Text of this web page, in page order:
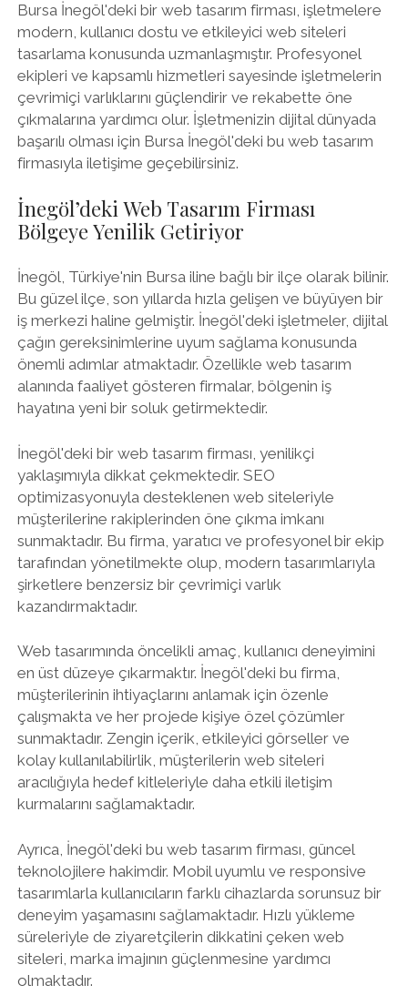
Bursa İnegöl'deki bir web tasarım firması, işletmelere
modern, kullanıcı dostu ve etkileyici web siteleri
tasarlama konusunda uzmanlaşmıştır. Profesyonel
ekipleri ve kapsamlı hizmetleri sayesinde işletmelerin
çevrimiçi varlıklarını güçlendirir ve rekabette öne
çıkmalarına yardımcı olur. İşletmenizin dijital dünyada
başarılı olması için Bursa İnegöl'deki bu web tasarım
firmasıyla iletişime geçebilirsiniz.
İnegöl’deki Web Tasarım Firması
Bölgeye Yenilik Getiriyor
İnegöl, Türkiye'nin Bursa iline bağlı bir ilçe olarak bilinir.
Bu güzel ilçe, son yıllarda hızla gelişen ve büyüyen bir
iş merkezi haline gelmiştir. İnegöl'deki işletmeler, dijital
çağın gereksinimlerine uyum sağlama konusunda
önemli adımlar atmaktadır. Özellikle web tasarım
alanında faaliyet gösteren firmalar, bölgenin iş
hayatına yeni bir soluk getirmektedir.
İnegöl'deki bir web tasarım firması, yenilikçi
yaklaşımıyla dikkat çekmektedir. SEO
optimizasyonuyla desteklenen web siteleriyle
müşterilerine rakiplerinden öne çıkma imkanı
sunmaktadır. Bu firma, yaratıcı ve profesyonel bir ekip
tarafından yönetilmekte olup, modern tasarımlarıyla
şirketlere benzersiz bir çevrimiçi varlık
kazandırmaktadır.
Web tasarımında öncelikli amaç, kullanıcı deneyimini
en üst düzeye çıkarmaktır. İnegöl'deki bu firma,
müşterilerinin ihtiyaçlarını anlamak için özenle
çalışmakta ve her projede kişiye özel çözümler
sunmaktadır. Zengin içerik, etkileyici görseller ve
kolay kullanılabilirlik, müşterilerin web siteleri
aracılığıyla hedef kitleleriyle daha etkili iletişim
kurmalarını sağlamaktadır.
Ayrıca, İnegöl'deki bu web tasarım firması, güncel
teknolojilere hakimdir. Mobil uyumlu ve responsive
tasarımlarla kullanıcıların farklı cihazlarda sorunsuz bir
deneyim yaşamasını sağlamaktadır. Hızlı yükleme
süreleriyle de ziyaretçilerin dikkatini çeken web
siteleri, marka imajının güçlenmesine yardımcı
olmaktadır.